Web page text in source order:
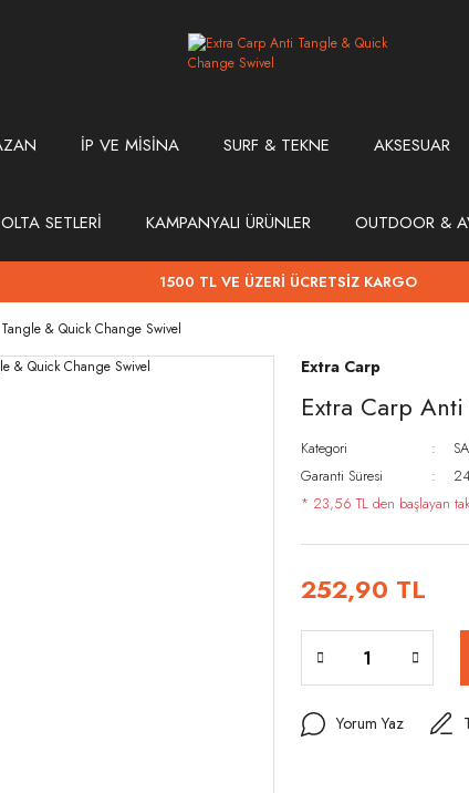
İP VE MİSİNA SURF & TEKNE AKSESUAR
SETLERİ KAMPANYALI ÜRÜNLER OUTDOOR &
1500 TL VE ÜZERİ ÜCRETSİZ KARGO
& Quick Change Swivel
Extra Carp
Extra Carp
Kategori
Garanti Süresi
* 23,56 TL den başlayan
252,90 TL
Yorum Yaz